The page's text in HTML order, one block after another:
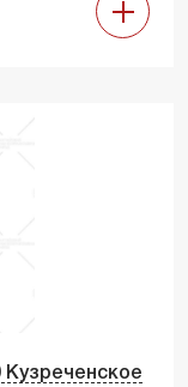
Кузреченское